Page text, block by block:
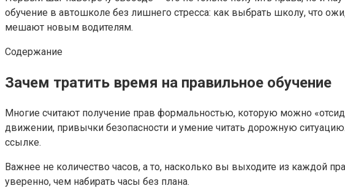
обучение в автошколе без лишнего стресса: как выбрать школу, что
мешают новым водителям.
Содержание
Зачем тратить время на правильное обучение
Многие считают получение прав формальностью, которую можно
движении, привычки безопасности и умение читать дорожную
ссылке.
Важнее не количество часов, а то, насколько вы выходите из каждой
уверенно, чем набирать часы без плана.